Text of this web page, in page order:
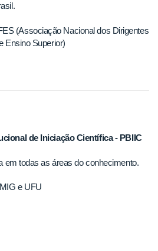
(Associação Nacional dos Dirigentes
Ensino Superior)
de Iniciação Científica - PBIIC
em todas as áreas do conhecimento.
e UFU